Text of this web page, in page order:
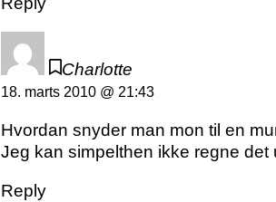
Charlotte
18. marts 2010 @ 21:43
Hvordan snyder man mon til en
Jeg kan simpelthen ikke regne det
Reply